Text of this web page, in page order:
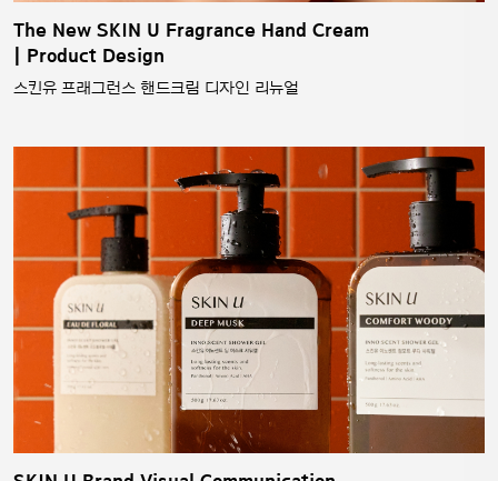
The New SKIN U Fragrance Hand Cream
| Product Design
스킨유 프래그런스 핸드크림 디자인 리뉴얼